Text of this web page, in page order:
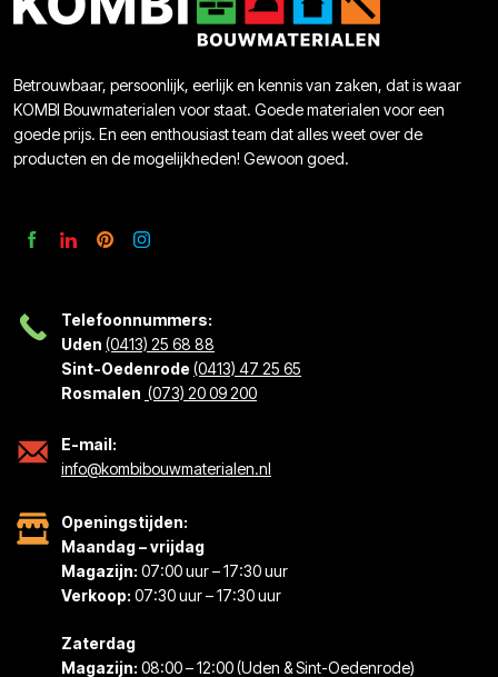
Betrouwbaar, persoonlijk, eerlijk en kennis van zaken, dat is waar
KOMBI Bouwmaterialen voor staat. Goede materialen voor een
goede prijs. En een enthousiast team dat alles weet over de
producten en de mogelijkheden! Gewoon goed.
Telefoonnummers:
Uden (0413) 25 68 88
Sint-Oedenrode(0413) 47 25 65
Rosmalen (073) 20 09 200
E-mail:
info@kombibouwmaterialen.nl
Openingstijden:
Maandag – vrijdag
Magazijn: 07:00 uur – 17:30 uur
Verkoop: 07:30 uur – 17:30 uur
Zaterdag
Magazijn: 08:00 – 12:00 (Uden & Sint-Oedenrode)